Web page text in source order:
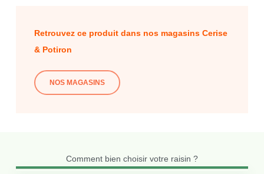
Retrouvez ce produit dans nos magasins Cerise
& Potiron
NOS MAGASINS
Comment bien choisir votre raisin ?